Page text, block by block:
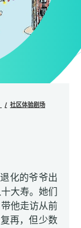
社区体验剧场
化的爷爷出
大寿。她们
他走访从前
再，但少数